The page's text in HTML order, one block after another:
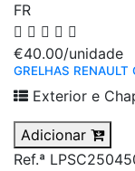
FR
€40.00/unidade
GRELHAS RENAULT
Exterior e
Adicionar
Ref.ª